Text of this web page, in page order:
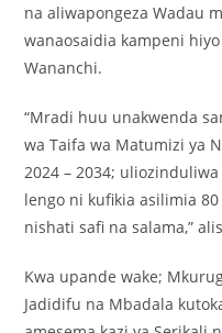
na aliwapongeza Wadau
wanaosaidia kampeni
Wananchi.
“Mradi huu unakwenda
wa Taifa wa Matumizi ya
2024 – 2034;
lengo ni kufikia asilimia
nishati safi na salama,”
Kwa upande wake;
Jadidifu na Mbadala